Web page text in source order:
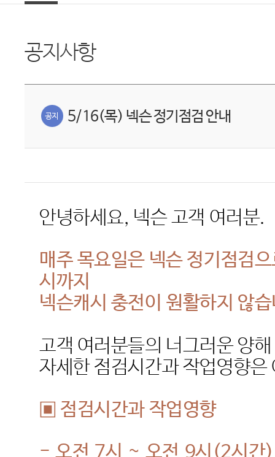
공지사항
5/16(목) 넥슨 정기점검 안내
안녕하세요, 넥슨 고객 여러분.
매주 목요일은 넥슨 정기점검
시까지
넥슨캐시 충전이 원활하지 않
고객 여러분들의 너그러운 양
자세한 점검시간과 작업영향
▣ 점검시간과 작업영향
-오전 7시 ~ 오전 9시 (2시간)